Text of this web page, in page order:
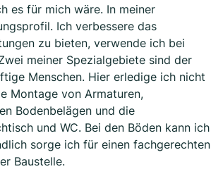
es für mich wäre. In meiner
Ich verbessere das
zu bieten, verwende ich bei
meiner Spezialgebiete sind der
Menschen. Hier erledige ich nicht
Montage von Armaturen,
Bodenbelägen und die
und WC. Bei den Böden kann ich
sorge ich für einen fachgerechten
Baustelle.